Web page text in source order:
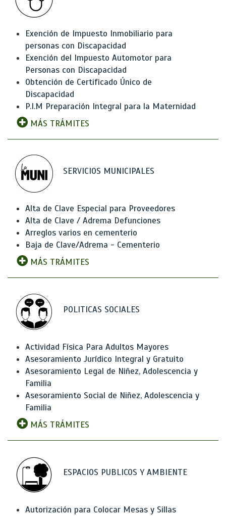
Exención de Impuesto Inmobiliario para
personas con Discapacidad
Exención del Impuesto Automotor para
Personas con Discapacidad
Obtención de Certificado Único de
Discapacidad
P.I.M Preparación Integral para la Maternidad
MÁS TRÁMITES
SERVICIOS MUNICIPALES
Alta de Clave Especial para Proveedores
Alta de Clave / Adrema Defunciones
Arreglos varios en cementerio
Baja de Clave/Adrema - Cementerio
MÁS TRÁMITES
POLITICAS SOCIALES
Actividad Física Para Adultos Mayores
Asesoramiento Jurídico Integral y Gratuito
Asesoramiento Legal de Niñez, Adolescencia y
Familia
Asesoramiento Social de Niñez, Adolescencia y
Familia
MÁS TRÁMITES
ESPACIOS PUBLICOS Y AMBIENTE
Autorización para Colocar Mesas y Sillas